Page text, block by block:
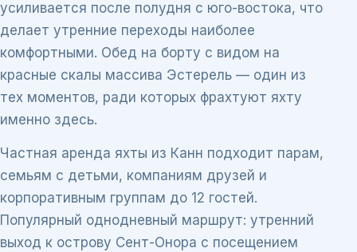
усиливается после полудня с юго-востока, что
делает утренние переходы наиболее
комфортными. Обед на борту с видом на
красные скалы массива Эстерель — один из
тех моментов, ради которых фрахтуют яхту
именно здесь.
Частная аренда яхты из Канн подходит парам,
семьям с детьми, компаниям друзей и
корпоративным группам до 12 гостей.
Популярный однодневный маршрут: утренний
выход к острову Сент-Онора с посещением